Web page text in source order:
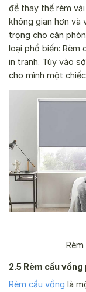
để thay thế rèm
không gian hơn và
trọng cho căn
loại phổ biến: Rèm
in tranh. Tùy vào
cho mình một
2.5 Rèm cầu
Rèm cầu vồng là